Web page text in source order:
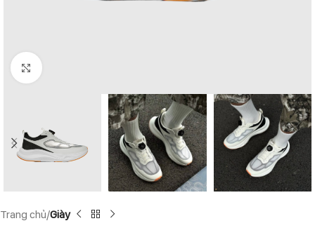
Click to enlarge
Trang chủ Giày